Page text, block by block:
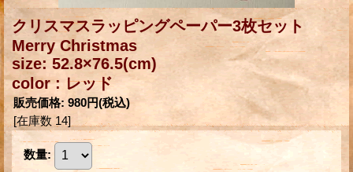
クリスマスラッピングペーパー3枚セット
Merry Christmas
size: 52.8×76.5(cm)
color : レッド
販売価格: 980円(税込)
[在庫数 14]
数量: